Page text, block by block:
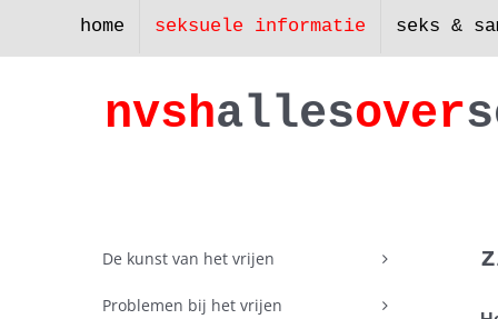
home seksuele informatie seks &
nvshallesover
De kunst van het vrijen
Problemen bij het vrijen